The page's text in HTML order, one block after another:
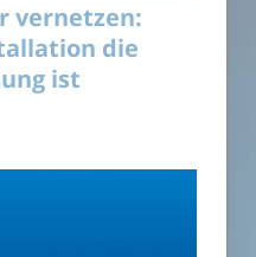
vernetzen:
die
ist